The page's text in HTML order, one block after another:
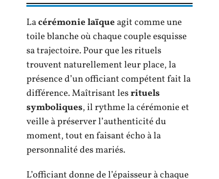
Lacérémonie laïque agit comme une
toile blanche où chaque couple esquisse
sa trajectoire. Pour que les rituels
trouvent naturellement leur place, la
présence d’un officiant compétent fait la
différence. Maîtrisant lesrituels
symboliques, il rythme la cérémonie et
veille à préserver l’authenticité du
moment, tout en faisant écho à la
personnalité des mariés.
L’officiant donne de l’épaisseur à chaque